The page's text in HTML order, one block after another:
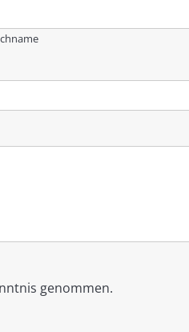
genommen.